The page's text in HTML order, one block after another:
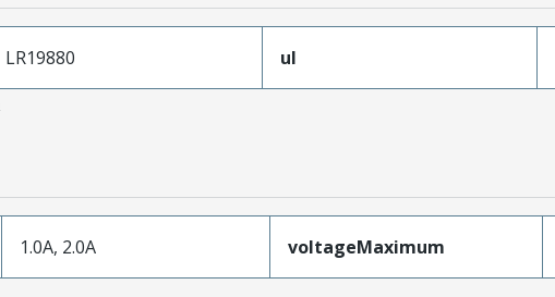
LR19880 ul
1.0A, 2.0A voltageMaximum